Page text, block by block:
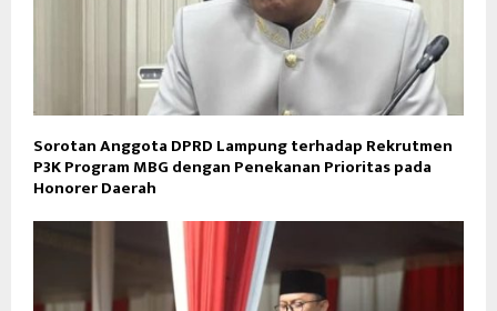
Sorotan Anggota DPRD Lampung terhadap Rekrutmen
P3K Program MBG dengan Penekanan Prioritas pada
Honorer Daerah